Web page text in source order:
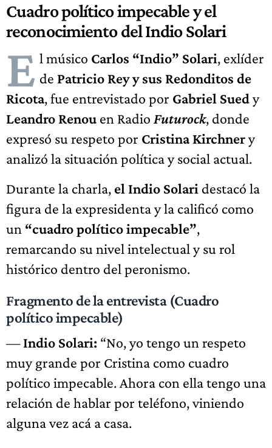
Cuadro político impecable y el
reconocimiento del Indio Solari
E l músico Carlos “Indio” Solari, exlíder
de Patricio Rey y sus Redonditos de
Ricota, fue entrevistado por Gabriel Suedy
Leandro Renou en Radio Futurock, donde
expresó su respeto por Cristina Kirchnery
analizó la situación política y social actual.
Durante la charla, el Indio Solari destacó la
figura de la expresidenta y la calificó como
un “cuadro político impecable”,
remarcando su nivel intelectual y su rol
histórico dentro del peronismo.
Fragmento de la entrevista (Cuadro
político impecable)
—Indio Solari: “No, yo tengo un respeto
muy grande por Cristina como cuadro
político impecable. Ahora con ella tengo una
relación de hablar por teléfono, viniendo
alguna vez acá a casa.